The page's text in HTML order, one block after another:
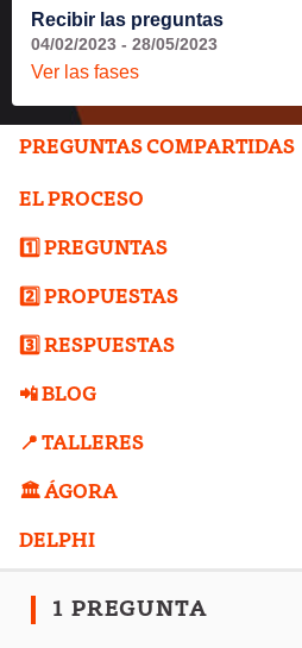
Recibir las preguntas
04/02/2023 - 28/05/2023
Ver las fases
PREGUNTAS COMPARTIDAS
EL PROCESO
1️⃣ PREGUNTAS
2️⃣ PROPUESTAS
3️⃣ RESPUESTAS
📲 BLOG
📍 TALLERES
🏛️ ÁGORA
DELPHI
1 PREGUNTA